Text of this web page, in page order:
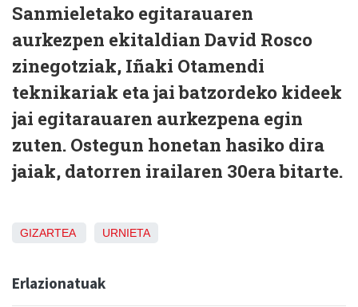
Sanmieletako egitarauaren
aurkezpen ekitaldian David Rosco
zinegotziak, Iñaki Otamendi
teknikariak eta jai batzordeko kideek
jai egitarauaren aurkezpena egin
zuten. Ostegun honetan hasiko dira
jaiak, datorren irailaren 30era bitarte.
GIZARTEA URNIETA
Erlazionatuak